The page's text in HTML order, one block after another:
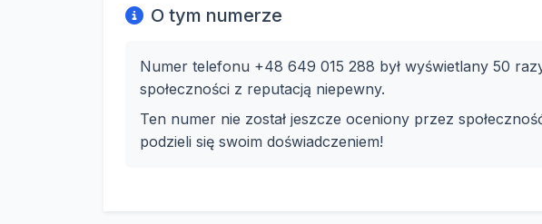
O tym numerze
Numer telefonu +48 649 015 288 był wyświetlany 50
społeczności z reputacją niepewny.
Ten numer nie został jeszcze oceniony przez
podzieli się swoim doświadczeniem!